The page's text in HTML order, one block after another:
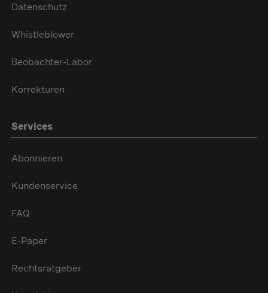
Datenschutz
Whistleblower
Beobachter-Labor
Korrekturen
Services
Abonnieren
Kundenservice
FAQ
E-Paper
Rechtsratgeber